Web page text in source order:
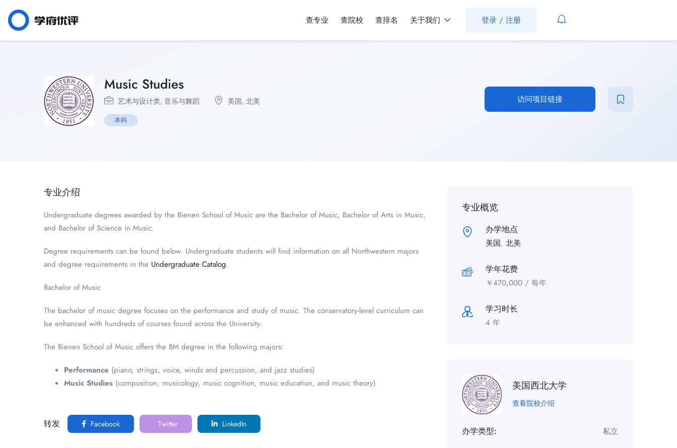
查专业 查院校 查排名 关于我们 登录 / 注册
Music Studies
艺术与设计类, 音乐与舞蹈 美国, 北美
本科
访问项目链接
专业介绍
Undergraduate degrees awarded by the Bienen School of Music are the Bachelor of Music, Bachelor of Arts in Music,
and Bachelor of Science in Music.
Degree requirements can be found below. Undergraduate students will find information on all Northwestern majors
and degree requirements in the Undergraduate Catalog.
Bachelor of Music
The bachelor of music degree focuses on the performance and study of music. The conservatory-level curriculum can
be enhanced with hundreds of courses found across the University.
The Bienen School of Music offers the BM degree in the following majors:
Performance (piano, strings, voice, winds and percussion, and jazz studies)
Music Studies (composition, musicology, music cognition, music education, and music theory)
转发 Facebook Twitter LinkedIn
专业概览
办学地点
美国, 北美
学年花费
￥470,000 / 每年
学习时长
4 年
美国西北大学
查看院校介绍
办学类型: 私立